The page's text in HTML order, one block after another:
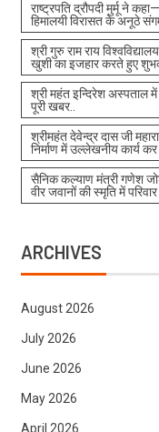
राष्ट्रपति द्रौपदी मुर्मू ने
हिमालयी विरासत के अनूठे
श्री गुरु राम राय
खुशी का इजहार करते हुए
श्री महंत इन्दिरेश अस्पताल
पूरी खबर..
श्रीमहंत देवेन्द्र दास जी
निर्माण में उल्लेखनीय कार्य कर
सैनिक कल्याण मंत्री गणेश
वीर जवानों की स्मृति में
ARCHIVES
August 2026
July 2026
June 2026
May 2026
April 2026